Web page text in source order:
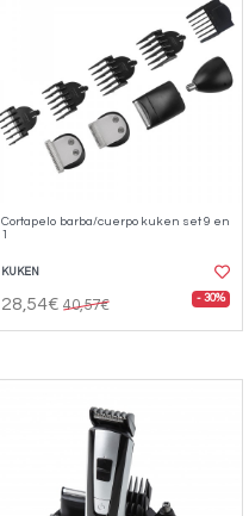
Cortapelo barba/cuerpo kuken set 9 en
1
KUKEN
28,54€ 40,57€ - 30%